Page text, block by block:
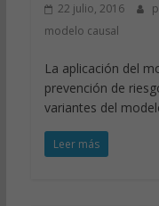
22 julio, 2016
modelo causal
La aplicación del
prevención de
variantes del
Leer más